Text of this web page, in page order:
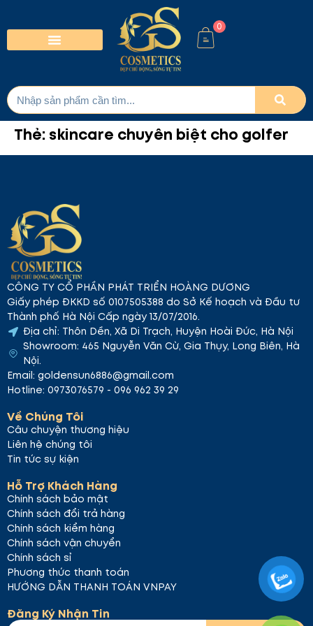
0
Thẻ: skincare chuyên biệt cho golfer
CÔNG TY CỔ PHẦN PHÁT TRIỂN HOÀNG DƯƠNG
Giấy phép ĐKKD số 0107505388 do Sở Kế hoạch và Đầu tư
Thành phố Hà Nội Cấp ngày 13/07/2016.
Địa chỉ: Thôn Dền, Xã Di Trạch, Huyện Hoài Đức, Hà Nội
Showroom: 465 Nguyễn Văn Cừ, Gia Thụy, Long Biên, Hà
Nội.
Email: goldensun6886@gmail.com
Hotline: 0973076579 - 096 962 39 29
Về Chúng Tôi
Câu chuyện thương hiệu
Liên hệ chúng tôi
Tin tức sự kiện
Hỗ Trợ Khách Hàng
Chính sách bảo mật
Chính sách đổi trả hàng
Chính sách kiểm hàng
Chính sách vận chuyển
Chính sách sỉ
Phương thức thanh toán
HƯỚNG DẪN THANH TOÁN VNPAY
Đăng Ký Nhận Tin